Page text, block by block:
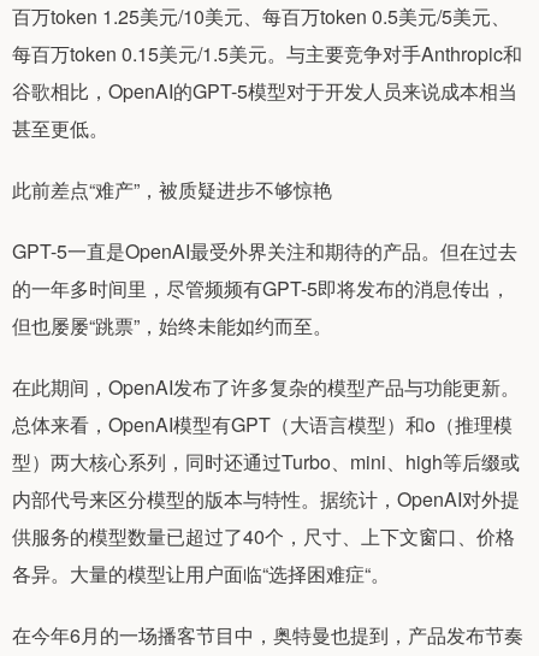
百万token 1.25美元/10美元、每百万token 0.5美元/5美元、
每百万token 0.15美元/1.5美元。与主要竞争对手Anthropic和
谷歌相比，OpenAI的GPT-5模型对于开发人员来说成本相当
甚至更低。
此前差点“难产”，被质疑进步不够惊艳
GPT-5一直是OpenAI最受外界关注和期待的产品。但在过去
的一年多时间里，尽管频频有GPT-5即将发布的消息传出，
但也屡屡“跳票”，始终未能如约而至。
在此期间，OpenAI发布了许多复杂的模型产品与功能更新。
总体来看，OpenAI模型有GPT（大语言模型）和o（推理模
型）两大核心系列，同时还通过Turbo、mini、high等后缀或
内部代号来区分模型的版本与特性。据统计，OpenAI对外提
供服务的模型数量已超过了40个，尺寸、上下文窗口、价格
各异。大量的模型让用户面临“选择困难症“。
在今年6月的一场播客节目中，奥特曼也提到，产品发布节奏